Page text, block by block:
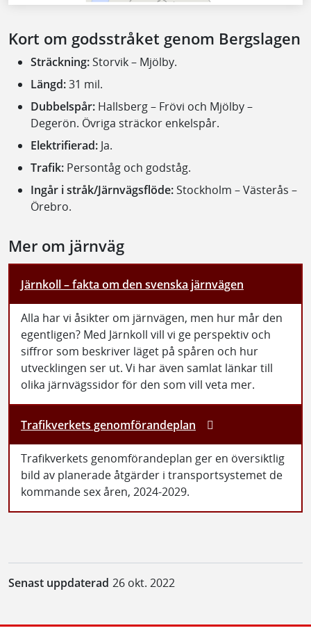
Kort om godsstråket genom Bergslagen
Sträckning:Storvik – Mjölby.
Längd:31 mil.
Dubbelspår: Hallsberg – Frövi och Mjölby –
Degerön. Övriga sträckor enkelspår.
Elektrifierad: Ja.
Trafik: Persontåg och godståg.
Ingår i stråk/Järnvägsflöde:Stockholm – Västerås –
Örebro.
Mer om järnväg
Järnkoll – fakta om den svenska järnvägen
Alla har vi åsikter om järnvägen, men hur mår den
egentligen? Med Järnkoll vill vi ge perspektiv och
siffror som beskriver läget på spåren och hur
utvecklingen ser ut. Vi har även samlat länkar till
olika järnvägssidor för den som vill veta mer.
Trafikverkets genomförandeplan
Trafikverkets genomförandeplan ger en översiktlig
bild av planerade åtgärder i transportsystemet de
kommande sex åren, 2024-2029.
Senast uppdaterad 26 okt. 2022